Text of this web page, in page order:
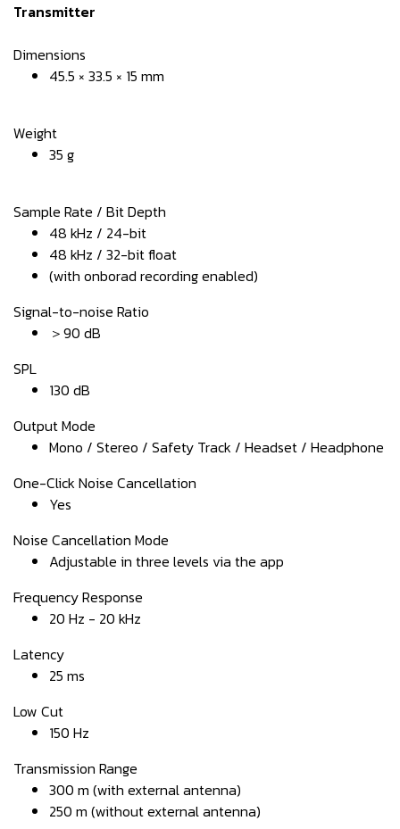
Transmitter
Dimensions
45.5 × 33.5 × 15 mm
Weight
35 g
Sample Rate / Bit Depth
48 kHz / 24-bit
48 kHz / 32-bit float
(with onborad recording enabled)
Signal-to-noise Ratio
＞90 dB
SPL
130 dB
Output Mode
Mono / Stereo / Safety Track / Headset / Headphone
One-Click Noise Cancellation
Yes
Noise Cancellation Mode
Adjustable in three levels via the app
Frequency Response
20 Hz - 20 kHz
Latency
25 ms
Low Cut
150 Hz
Transmission Range
300 m (with external antenna)
250 m (without external antenna)